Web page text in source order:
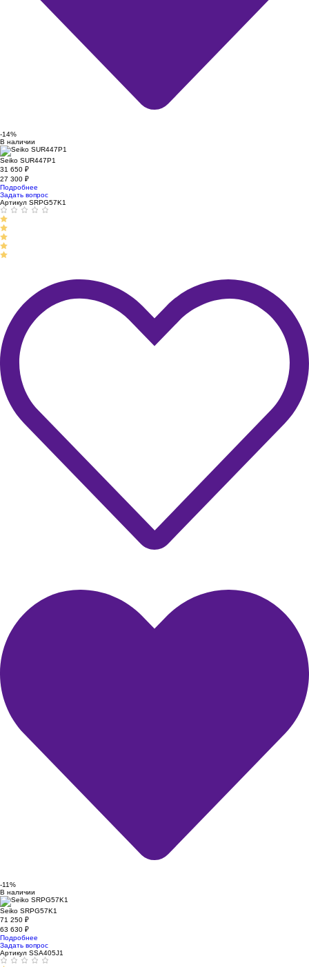
-14%
В наличии
Seiko SUR447P1
31 650 ₽
27 300 ₽
Подробнее
Задать вопрос
Артикул SRPG57K1
-11%
В наличии
Seiko SRPG57K1
71 250 ₽
63 630 ₽
Подробнее
Задать вопрос
Артикул SSA405J1